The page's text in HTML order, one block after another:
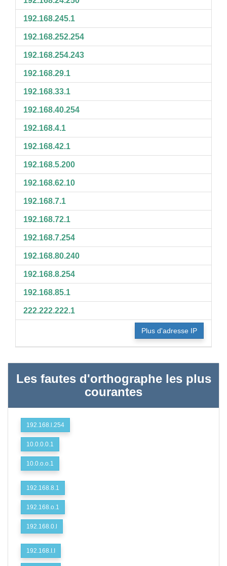
192.168.245.1
192.168.252.254
192.168.254.243
192.168.29.1
192.168.33.1
192.168.40.254
192.168.4.1
192.168.42.1
192.168.5.200
192.168.62.10
192.168.7.1
192.168.72.1
192.168.7.254
192.168.80.240
192.168.8.254
192.168.85.1
222.222.222.1
Plus d'adresse IP
Les fautes d'orthographe les plus
courantes
192.168.l.254
10.0.0.0.1
10.0.o.o.1
192.168.8.1
192.168.o.1
192.168.0.l
192.168.I.I